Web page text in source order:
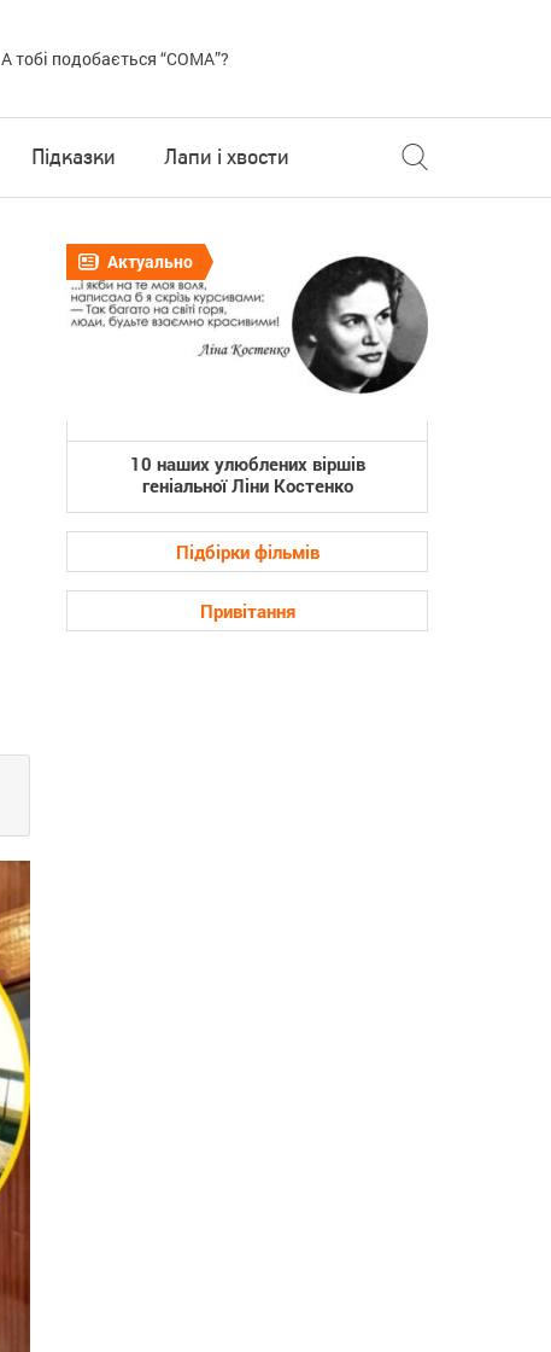
А тобі подобається “COMA”?
Підказки Лапи і хвости
Актуально
10 наших улюблених віршів
геніальної Ліни Костенко
Підбірки фільмів
Привітання